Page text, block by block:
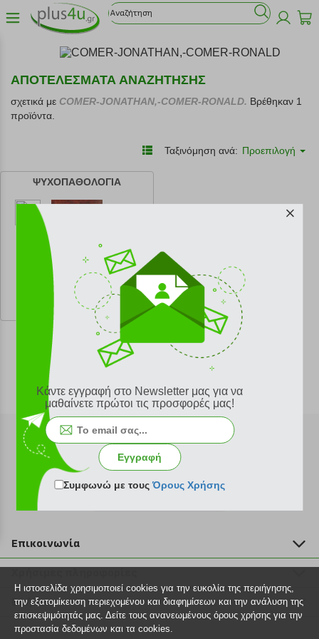
ΑΠΟΤΕΛΕΣΜΑΤΑ ΑΝΑΖΗΤΗΣΗΣ
σχετικά με COMER-JONATHAN,-COMER-RONALD. Βρέθηκαν 1
προϊόντα.
Ταξινόμηση ανά: Προεπιλογή
ΨΥΧΟΠΑΘΟΛΟΓΙΑ
κωδ. 108216423
120.00 €
Ελάχιστη 30 ημερών 120.00 €
Προτεινόμενη λιανική 120.00 €
Εγγραφή στο newsletter
Επικοινωνία
211 2000 700
info@plus4u.gr
Η εταιρία
Σημεία παραλαβής
Βοήθεια
Εξέλιξη παραγγελίας
Κάντε εγγραφή στο Newsletter μας για να
μαθαίνετε πρώτοι τις προσφορές μας!
Εγγραφή
Συμφωνώ με τουςΌρους Χρήσης
Η ιστοσελίδα χρησιμοποιεί cookies για την ευκολία της περιήγησης,
την εξατομίκευση περιεχομένου και διαφημίσεων και την ανάλυση της
επισκεψιμότητάς μας. Δείτε τους ανανεωμένους όρους χρήσης για την
προστασία δεδομένων και τα cookies.